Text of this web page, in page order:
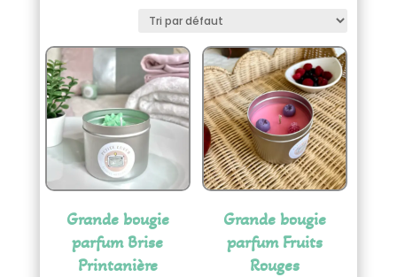
Grande bougie
parfum Brise
Printanière
Grande bougie
parfum Fruits
Rouges